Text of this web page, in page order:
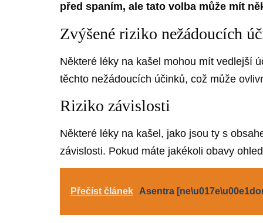
před spaním, ale tato volba může mít
Zvýšené riziko nežádoucích
Některé léky na kašel mohou mít vedlejší
těchto nežádoucích účinků, což může
Riziko závislosti
Některé léky na kašel, jako jsou ty s
závislosti. Pokud máte jakékoli obavy
Přečíst článek Asentra